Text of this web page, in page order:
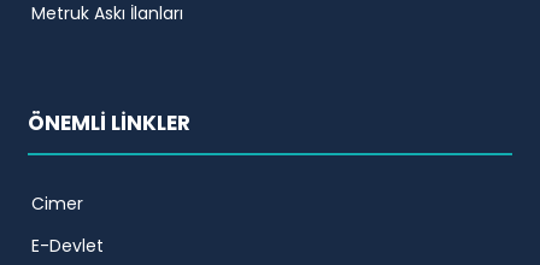
Metruk Askı İlanları
ÖNEMLİ LİNKLER
Cimer
E-Devlet